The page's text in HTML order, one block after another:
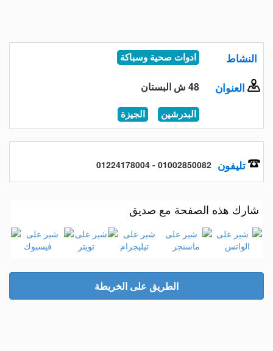
ادوات صحية وسباكة النشاط
48 ش البستان العنوان
البدرشين الجيزة
01002850082 - 01224178004 تليفون
شارك هذه الصفحة مع صديق